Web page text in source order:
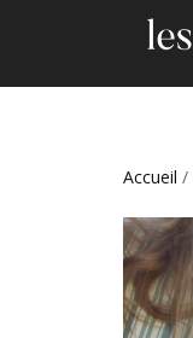
Accueil /